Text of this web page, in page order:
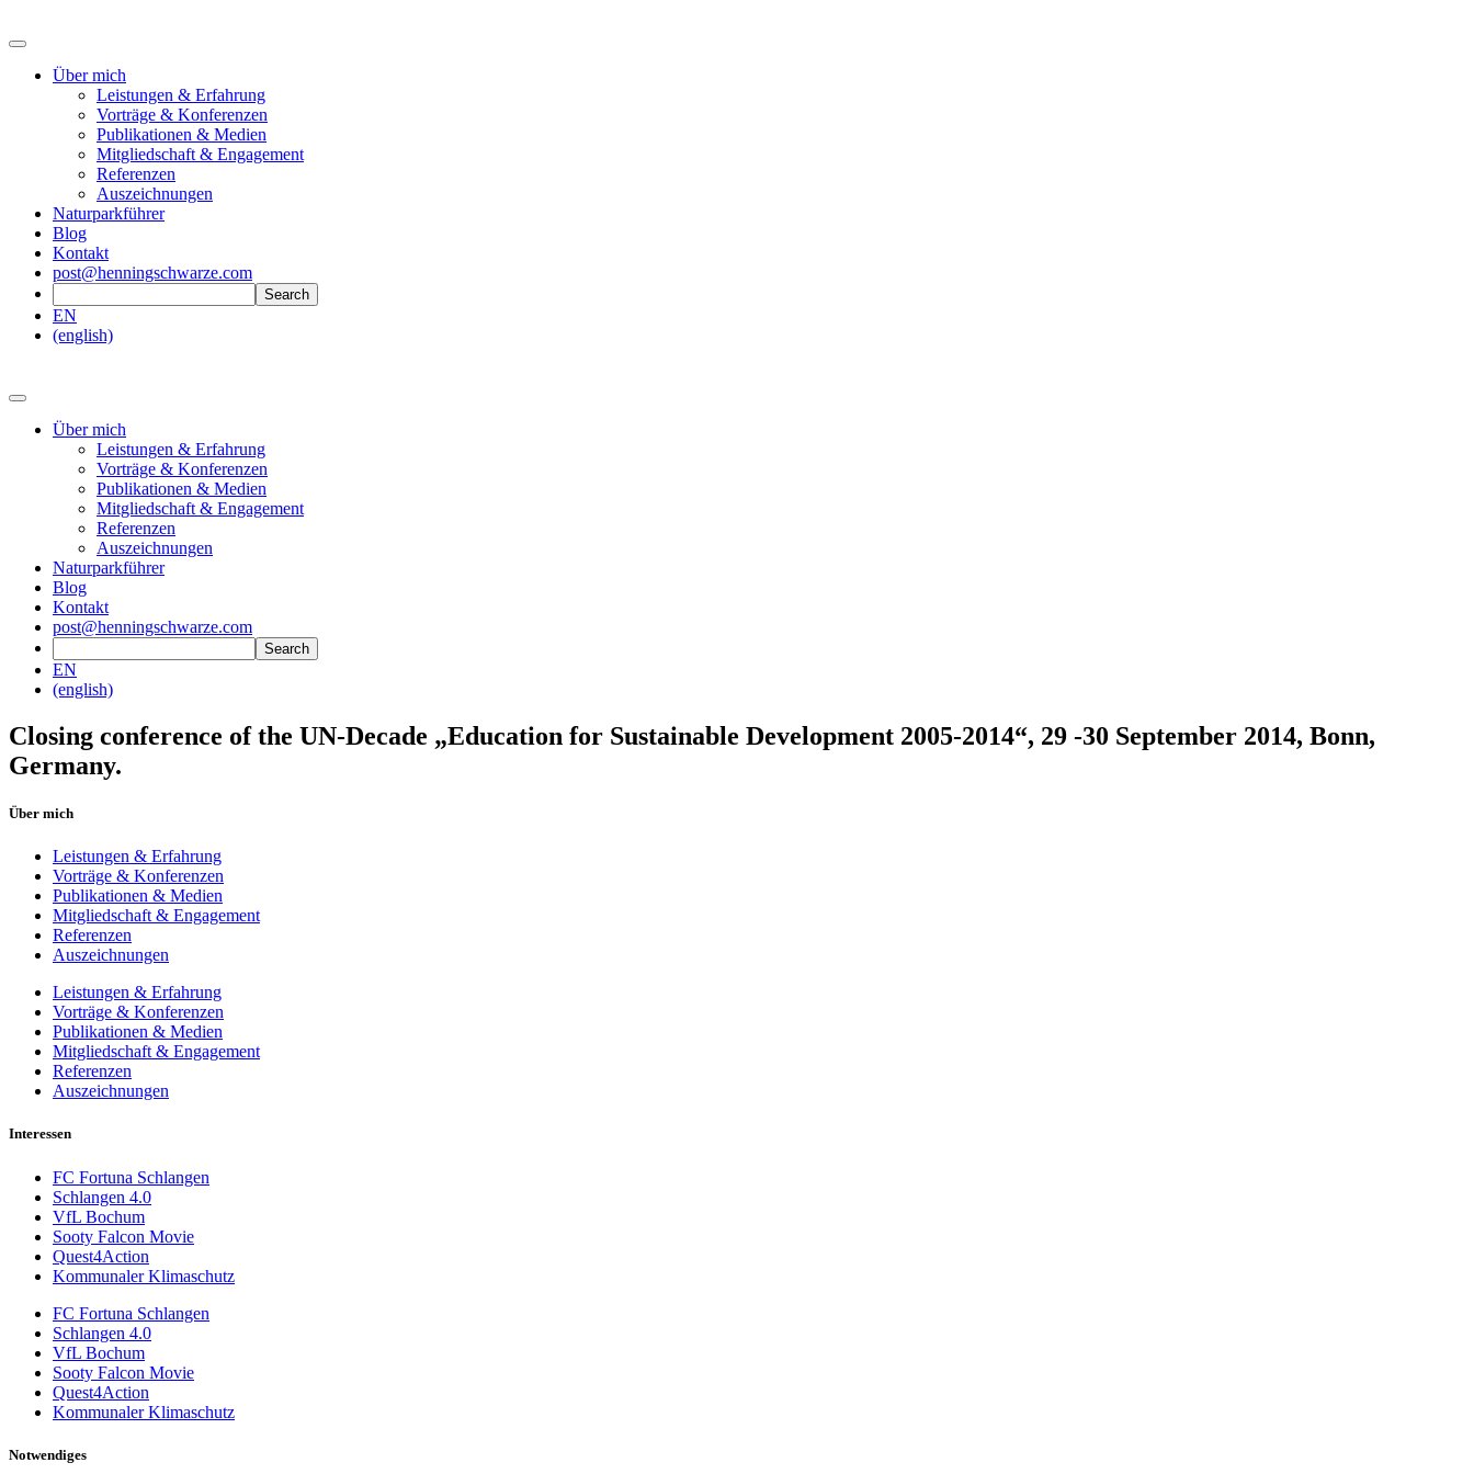
Über mich
Leistungen & Erfahrung
Vorträge & Konferenzen
Publikationen & Medien
Mitgliedschaft & Engagement
Referenzen
Auszeichnungen
Naturparkführer
Blog
Kontakt
post@henningschwarze.com
EN
(english)
Über mich
Leistungen & Erfahrung
Vorträge & Konferenzen
Publikationen & Medien
Mitgliedschaft & Engagement
Referenzen
Auszeichnungen
Naturparkführer
Blog
Kontakt
post@henningschwarze.com
EN
(english)
Closing conference of the UN-Decade „Education for Sustainable Development 2005-2014“, 29 -30 September 2014, Bonn,
Germany.
Über mich
Leistungen & Erfahrung
Vorträge & Konferenzen
Publikationen & Medien
Mitgliedschaft & Engagement
Referenzen
Auszeichnungen
Leistungen & Erfahrung
Vorträge & Konferenzen
Publikationen & Medien
Mitgliedschaft & Engagement
Referenzen
Auszeichnungen
Interessen
FC Fortuna Schlangen
Schlangen 4.0
VfL Bochum
Sooty Falcon Movie
Quest4Action
Kommunaler Klimaschutz
FC Fortuna Schlangen
Schlangen 4.0
VfL Bochum
Sooty Falcon Movie
Quest4Action
Kommunaler Klimaschutz
Notwendiges